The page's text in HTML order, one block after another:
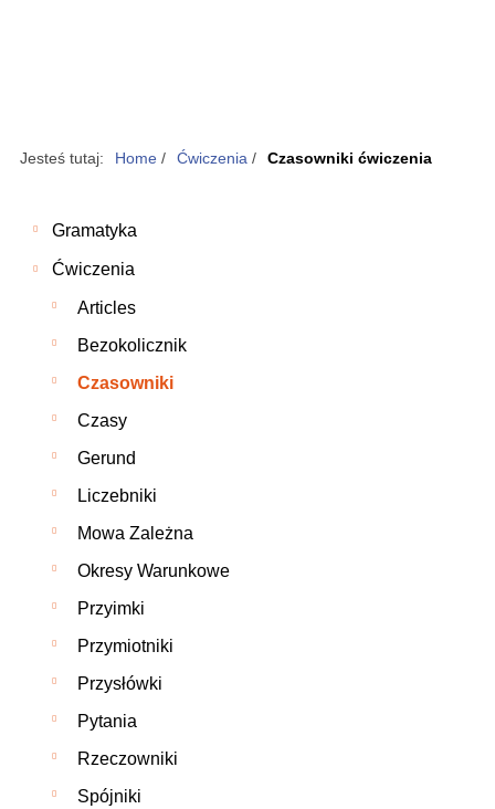
Jesteś tutaj: Home / Ćwiczenia / Czasowniki ćwiczenia
Gramatyka
Ćwiczenia
Articles
Bezokolicznik
Czasowniki
Czasy
Gerund
Liczebniki
Mowa Zależna
Okresy Warunkowe
Przyimki
Przymiotniki
Przysłówki
Pytania
Rzeczowniki
Spójniki